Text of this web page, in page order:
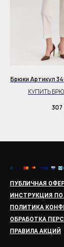
Брюки Артикул
КУПИТЬ
307
ПУБЛИЧНАЯ
ИНСТРУКЦИЯ ПО
ПОЛИТИКА
ОБРАБОТКА
ПРАВИЛА АКЦИЙ